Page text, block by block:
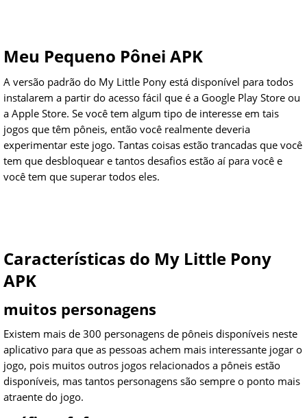
Meu Pequeno Pônei APK
A versão padrão do My Little Pony está disponível para todos
instalarem a partir do acesso fácil que é a Google Play Store ou
a Apple Store. Se você tem algum tipo de interesse em tais
jogos que têm pôneis, então você realmente deveria
experimentar este jogo. Tantas coisas estão trancadas que você
tem que desbloquear e tantos desafios estão aí para você e
você tem que superar todos eles.
Características do My Little Pony
APK
muitos personagens
Existem mais de 300 personagens de pôneis disponíveis neste
aplicativo para que as pessoas achem mais interessante jogar o
jogo, pois muitos outros jogos relacionados a pôneis estão
disponíveis, mas tantos personagens são sempre o ponto mais
atraente do jogo.